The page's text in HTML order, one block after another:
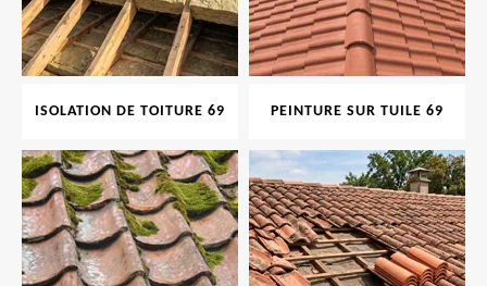
ISOLATION DE TOITURE 69 PEINTURE SUR TUILE 69